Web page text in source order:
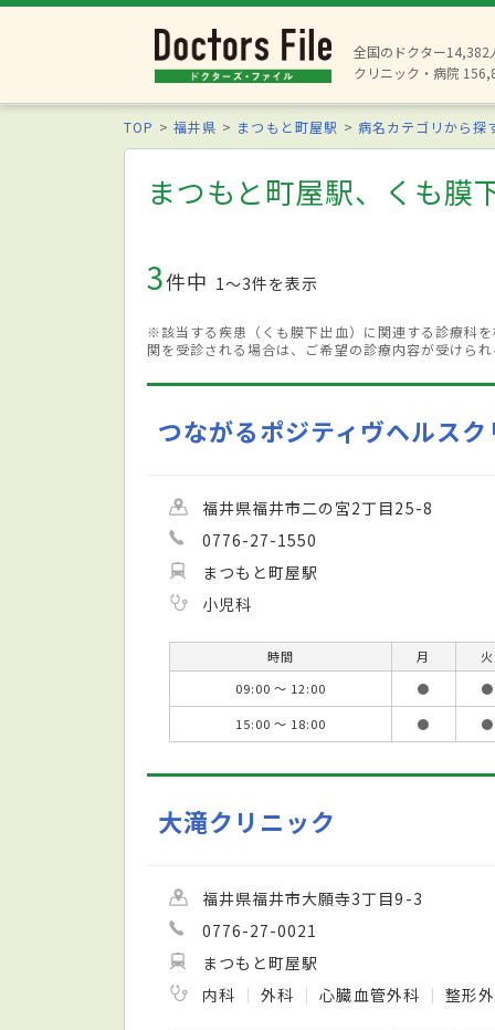
全国のドクター14,382
クリニック・病院
TOP 福井県 まつもと町屋駅 病名カテゴリから探
まつもと町屋駅、くも膜
3件中 1〜3件を表示
※該当する疾患（くも膜下出血）に関連する診療科
関を受診される場合は、ご希望の診療内容が受けら
つながるポジティヴヘルスク
福井県福井市二の宮2丁目25-8
0776-27-1550
まつもと町屋駅
小児科
時間 月 火
09:00 ～ 12:00
● ●
15:00 ～ 18:00
● ●
大滝クリニック
福井県福井市大願寺3丁目9-3
0776-27-0021
まつもと町屋駅
内科
外科 心臓血管外科 整形